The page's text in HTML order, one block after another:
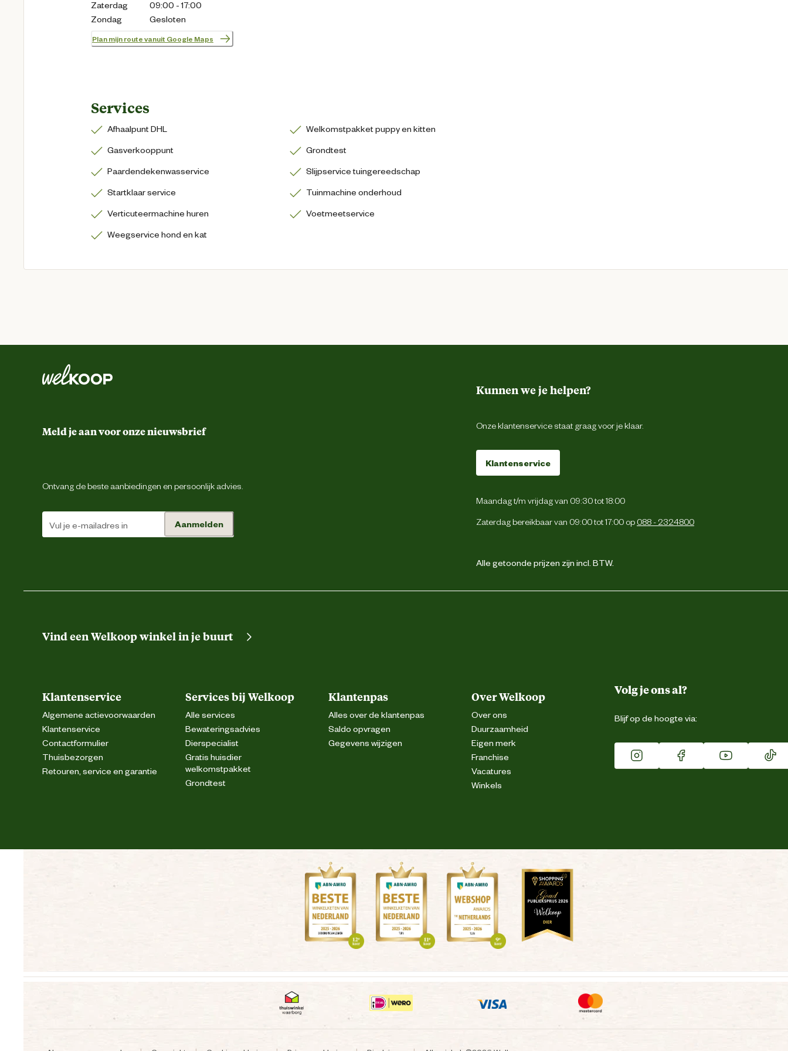
Zaterdag
09:00 - 17:00
Zondag
Gesloten
Plan mijn route vanuit Google Maps
Services
Afhaalpunt DHL
Welkomstpakket puppy en kitten
Gasverkooppunt
Grondtest
Paardendekenwasservice
Slijpservice tuingereedschap
Startklaar service
Tuinmachine onderhoud
Verticuteermachine huren
Voetmeetservice
Weegservice hond en kat
Meld je aan voor onze nieuwsbrief
Ontvang de beste aanbiedingen en persoonlijk advies.
Aanmelden
Kunnen we je helpen?
Onze klantenservice staat graag voor je klaar.
Klantenservice
Maandag t/m vrijdag van 09:30 tot 18:00
Zaterdag bereikbaar van 09:00 tot 17:00 op 088 - 2324800
Alle getoonde prijzen zijn incl. BTW.
Vind een Welkoop winkel in je buurt
Klantenservice
Algemene actievoorwaarden
Klantenservice
Contactformulier
Thuisbezorgen
Retouren, service en garantie
Services bij Welkoop
Alle services
Bewateringsadvies
Dierspecialist
Gratis huisdier
welkomstpakket
Grondtest
Klantenpas
Alles over de klantenpas
Saldo opvragen
Gegevens wijzigen
Over Welkoop
Over ons
Duurzaamheid
Eigen merk
Franchise
Vacatures
Winkels
Volg je ons al?
Blijf op de hoogte via: